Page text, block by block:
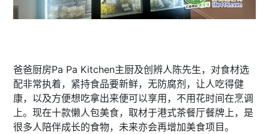
爸爸厨房Pa Pa Kitchen主厨及创辨人陈先生，对食材选
配非常执着，紧持食品要新鲜，无防腐剂，让人吃得健
康，以及方便想吃拿出来便可以享用，不用花时间在烹调
上。现在十款懒人包美食，取材于港式茶餐厅餐牌上，是
很多人陪伴成长的食物，未来亦会再增加美食项目。